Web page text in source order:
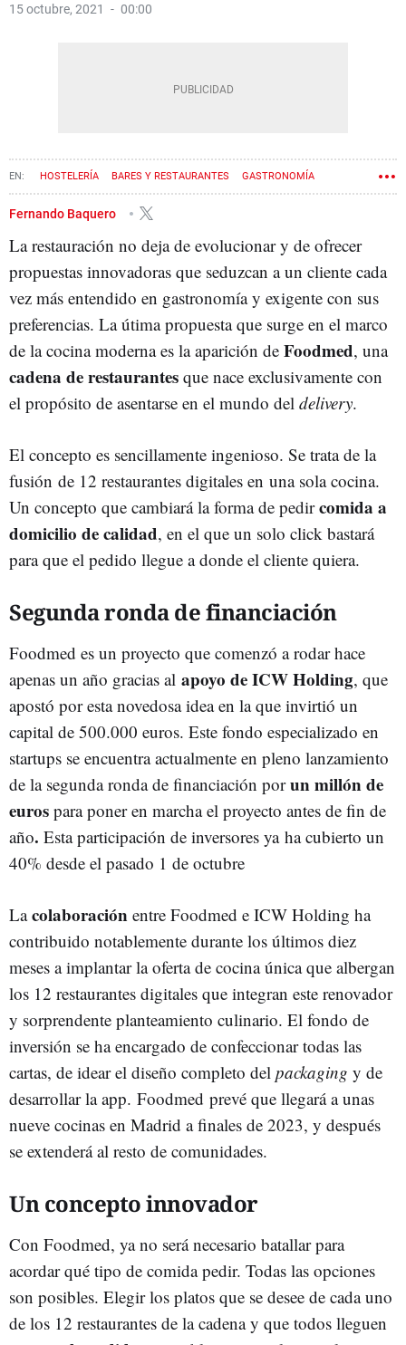
15 octubre, 2021 00:00
HOSTELERÍA BARES Y RESTAURANTES GASTRONOMÍA
RESTAURACIÓN
Fernando Baquero
La restauración no deja de evolucionar y de ofrecer
propuestas innovadoras que seduzcan a un cliente cada
vez más entendido en gastronomía y exigente con sus
preferencias. La útima propuesta que surge en el marco
de la cocina moderna es la aparición de Foodmed, una
cadena de restaurantes que nace exclusivamente con
el propósito de asentarse en el mundo del delivery.
El concepto es sencillamente ingenioso. Se trata de la
fusión de 12 restaurantes digitales en una sola cocina.
Un concepto que cambiará la forma de pedircomida a
domicilio de calidad, en el que un solo click bastará
para que el pedido llegue a donde el cliente quiera.
Segunda ronda de financiación
Foodmed es un proyecto que comenzó a rodar hace
apenas un año gracias al apoyo de ICW Holding, que
apostó por esta novedosa idea en la que invirtió un
capital de 500.000 euros. Este fondo especializado en
startups se encuentra actualmente en pleno lanzamiento
de la segunda ronda de financiación porun millón de
euros para poner en marcha el proyecto antes de fin de
año. Esta participación de inversores ya ha cubierto un
40% desde el pasado 1 de octubre
Lacolaboración entre Foodmed e ICW Holding ha
contribuido notablemente durante los últimos diez
meses a implantar la oferta de cocina única que albergan
los 12 restaurantes digitales que integran este renovador
y sorprendente planteamiento culinario. El fondo de
inversión se ha encargado de confeccionar todas las
cartas, de idear el diseño completo del packaging y de
desarrollar la app. Foodmed prevé que llegará a unas
nueve cocinas en Madrid a finales de 2023, y después
se extenderá al resto de comunidades.
Un concepto innovador
Con Foodmed, ya no será necesario batallar para
acordar qué tipo de comida pedir. Todas las opciones
son posibles. Elegir los platos que se desee de cada uno
de los 12 restaurantes de la cadena y que todos lleguen